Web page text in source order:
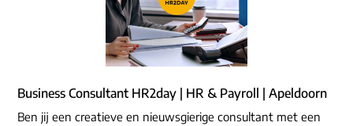
Business Consultant HR2day | HR & Payroll | Apeldoorn
Ben jij een creatieve en nieuwsgierige consultant met een